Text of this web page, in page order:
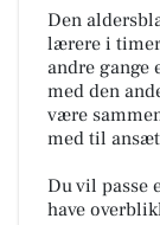
Den
lærere i
andre gange
med den
være
med til
Du vil passe
have